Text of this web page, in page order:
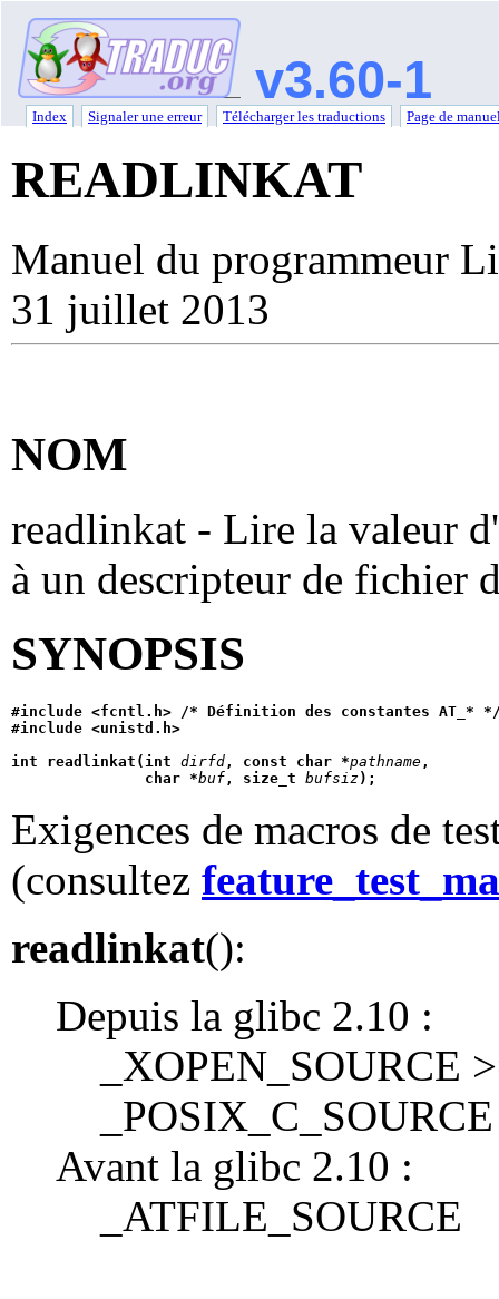
v3.60-1
Index Signaler une erreur Télécharger les traductions Page de
READLINKAT
Manuel du programmeur
31 juillet 2013
NOM
readlinkat - Lire la valeur
à un descripteur de fichier
SYNOPSIS
#include <fcntl.h> /* Définition des constantes AT_*
#include <unistd.h>
int readlinkat(int dirfd , const char *pathname ,
               char *
buf , size_t bufsiz );
Exigences de macros de
(consultez
readlinkat():
Depuis la glibc 2.10 :
_XOPEN_SOURCE
Avant la glibc 2.10 :
_ATFILE_SOURCE